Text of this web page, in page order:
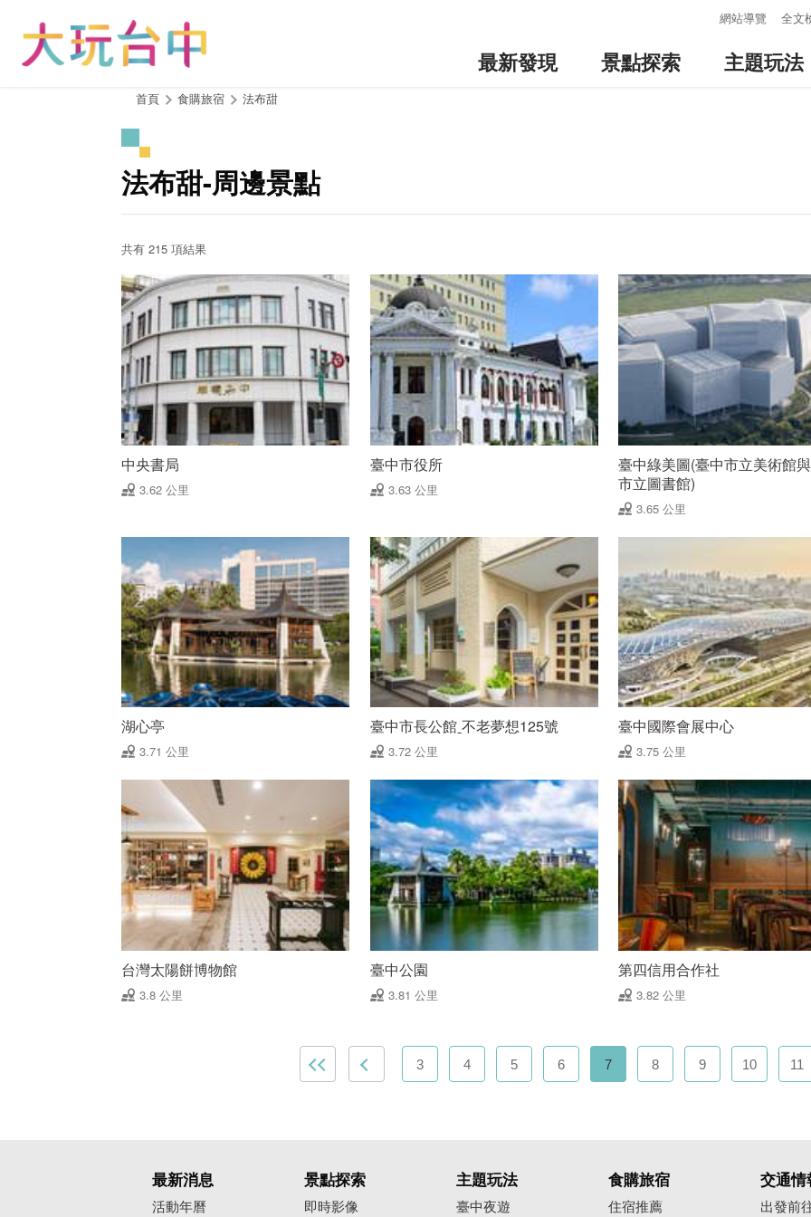
網站導覽 全文
最新發現 景點探索 主題玩法
首頁 食購旅宿 法布甜
法布甜-周邊景點
共有 215 項結果
中央書局
3.62 公里
臺中市役所
3.63 公里
臺中綠美圖(臺中市立美術館
市立圖書館)
3.65 公里
湖心亭
3.71 公里
臺中市長公館ˍ不老夢想125號
3.72 公里
臺中國際會展中心
3.75 公里
台灣太陽餅博物館
3.8 公里
臺中公園
3.81 公里
第四信用合作社
3.82 公里
3 4 5 6 7 8 9 10 11
最新消息
活動年曆
景點探索
即時影像
主題玩法
臺中夜遊
食購旅宿
住宿推薦
交通情
出發前